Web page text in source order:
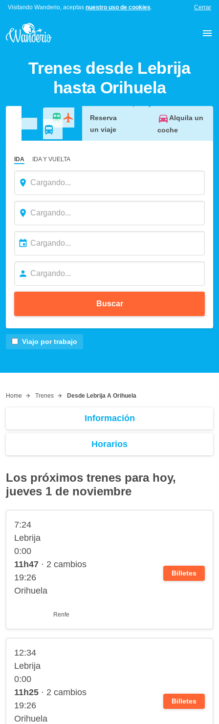
Visitando Wanderio, aceptas nuestro uso de cookies. Cerrar
Trenes desde Lebrija
hasta Orihuela
Reserva
un viaje
Alquila un
coche
IDA IDA Y VUELTA
Buscar
Viajo por trabajo
Home Trenes Desde Lebrija A Orihuela
Información
Horarios
Los próximos trenes para hoy,
jueves 1 de noviembre
7:24
Lebrija
0:00
11h47 · 2 cambios
19:26
Orihuela
Renfe
Billetes
12:34
Lebrija
0:00
11h25 · 2 cambios
19:26
Orihuela
Billetes